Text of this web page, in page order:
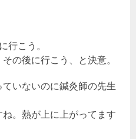
行こう。
の後に行こう、と決意。
いないのに鍼灸師の先生
ね。熱が上に上がってます